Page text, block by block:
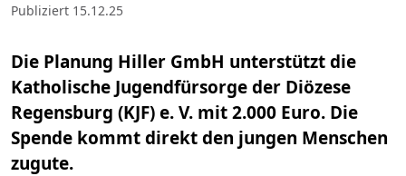
Publiziert 15.12.25
Die Planung Hiller GmbH unterstützt die
Katholische Jugendfürsorge der Diözese
Regensburg (KJF) e. V. mit 2.000 Euro. Die
Spende kommt direkt den jungen Menschen
zugute.